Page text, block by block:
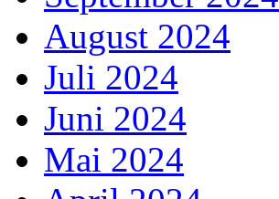
August 2024
Juli 2024
Juni 2024
Mai 2024